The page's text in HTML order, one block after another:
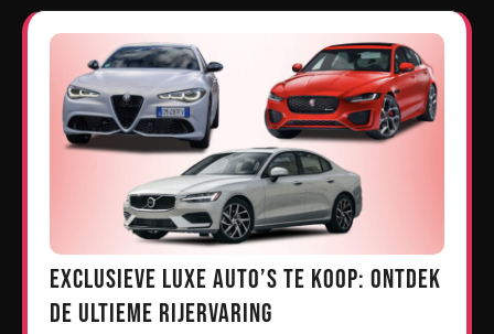
Exclusieve Luxe Auto’s te Koop: Ontdek
de Ultieme Rijervaring